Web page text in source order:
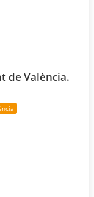
de València.